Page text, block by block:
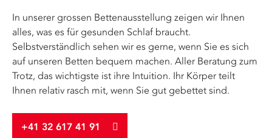
In unserer grossen Bettenausstellung zeigen wir Ihnen
alles, was es für gesunden Schlaf braucht.
Selbstverständlich sehen wir es gerne, wenn Sie es sich
auf unseren Betten bequem machen. Aller Beratung zum
Trotz, das wichtigste ist ihre Intuition. Ihr Körper teilt
Ihnen relativ rasch mit, wenn Sie gut gebettet sind.
+41 32 617 41 91